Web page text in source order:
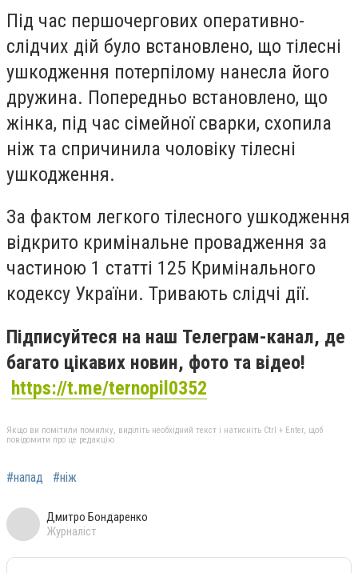
Під час першочергових оперативно-
слідчих дій було встановлено, що тілесні
ушкодження потерпілому нанесла його
дружина. Попередньо встановлено, що
жінка, під час сімейної сварки, схопила
ніж та спричинила чоловіку тілесні
ушкодження.
За фактом легкого тілесного ушкодження
відкрито кримінальне провадження за
частиною 1 статті 125 Кримінального
кодексу України. Тривають слідчі дії.
Підписуйтеся на наш Телеграм-канал, де
багато цікавих новин, фото та відео!
https://t.me/ternopil0352
Якщо ви помітили помилку, виділіть необхідний текст і натисніть Ctrl + Enter, щоб
повідомити про це редакцію
#напад #ніж
Дмитро Бондаренко
Журналіст